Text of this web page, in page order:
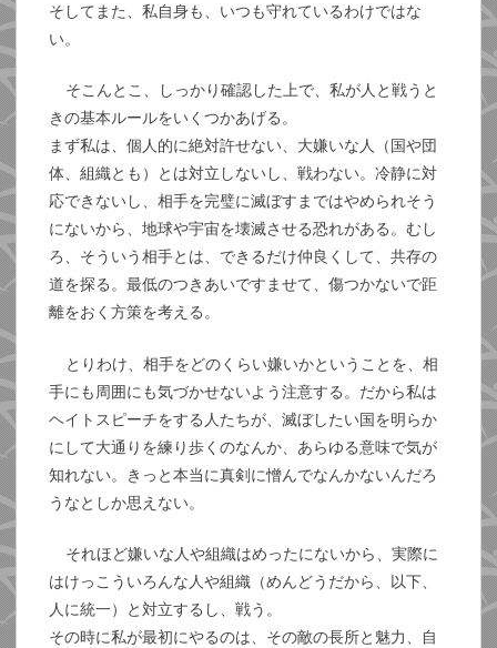
そしてまた、私自身も、いつも守れているわけではな
い。
そこんとこ、しっかり確認した上で、私が人と戦うと
きの基本ルールをいくつかあげる。
まず私は、個人的に絶対許せない、大嫌いな人（国や団
体、組織とも）とは対立しないし、戦わない。冷静に対
応できないし、相手を完璧に滅ぼすまではやめられそう
にないから、地球や宇宙を壊滅させる恐れがある。むし
ろ、そういう相手とは、できるだけ仲良くして、共存の
道を探る。最低のつきあいですませて、傷つかないで距
離をおく方策を考える。
とりわけ、相手をどのくらい嫌いかということを、相
手にも周囲にも気づかせないよう注意する。だから私は
ヘイトスピーチをする人たちが、滅ぼしたい国を明らか
にして大通りを練り歩くのなんか、あらゆる意味で気が
知れない。きっと本当に真剣に憎んでなんかないんだろ
うなとしか思えない。
それほど嫌いな人や組織はめったにないから、実際に
はけっこういろんな人や組織（めんどうだから、以下、
人に統一）と対立するし、戦う。
その時に私が最初にやるのは、その敵の長所と魅力、自